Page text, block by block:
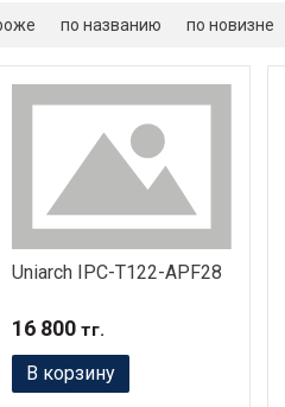
по названию по новизне
Uniarch IPC-T122-APF28
16 800тг.
В корзину